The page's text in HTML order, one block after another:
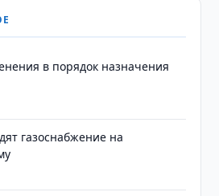
в порядок назначения
газоснабжение на